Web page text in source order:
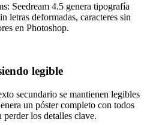
Seedream 4.5 genera tipografía
letras deformadas, caracteres sin
en Photoshop.
legible
secundario se mantienen legibles
un póster completo con todos
los detalles clave.